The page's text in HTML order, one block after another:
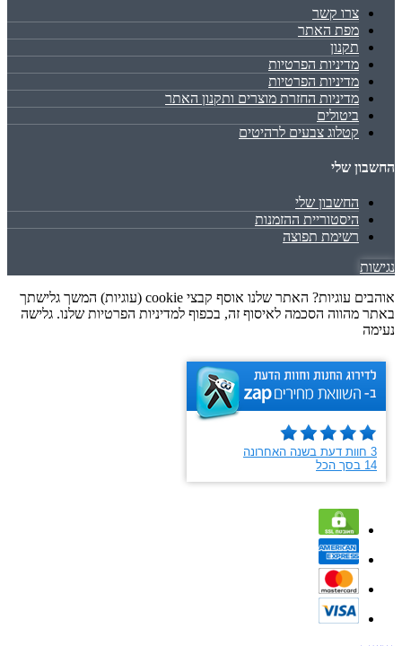
צרו קשר
מפת האתר
תקנון
מדיניות הפרטיות
מדיניות הפרטיות
מדיניות החזרת מוצרים ותקנון האתר
ביטולים
קטלוג צבעים לרהיטים
החשבון שלי
החשבון שלי
היסטוריית ההזמנות
רשימת תפוצה
נגישות
אוהבים עוגיות? האתר שלנו אוסף קבצי cookie (עוגיות) המשך גלישתך
באתר מהווה הסכמה לאיסוף זה, בכפוף למדיניות הפרטיות שלנו. גלישה
נעימה